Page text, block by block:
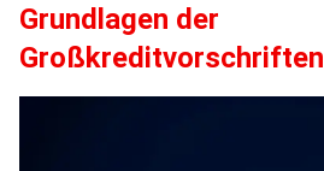
Grundlagen der
Großkreditvorschriften